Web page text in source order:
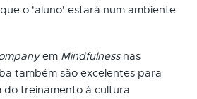
o 'aluno' estará num ambiente
em Mindfulnessnas
também são excelentes para
treinamento à cultura